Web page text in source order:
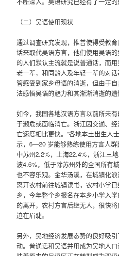
（二）吴语使用现状
通过调查研究发现，推普使得受教
话来取代吴语方言，他们使用吴语
的人们默认主流就是说普通话，而
老一辈，和同龄人及年轻一辈的对
管感受到家乡母语的消逝，但由于
法感悟吴语的魅力和其渐渐消逝的遗
如今，我国各地汉语方言以前所未
于濒危或面临消亡。浙江因交通、
亡速度相比更快。“各地本土出生人
示，6—20 岁能够熟练使用方言人
中苏州2.2%，上海22.4%，浙江三
波4.6%，低于除苏州外的全国所有
也不容乐观。金华汤溪，在城镇化
离开农村前往城镇读书，农村小学
乡，今年整个乡报名在本乡小学入
的离开，农村方言后继无人，很快
迫在眉睫。
另外，吴地经济发展态势的良好吸
动。普通话和吴语并用成为吴地人